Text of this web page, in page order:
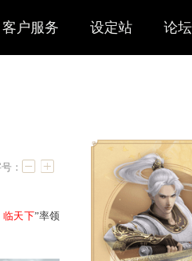
客户服务 设定站 论坛
打响
字号：